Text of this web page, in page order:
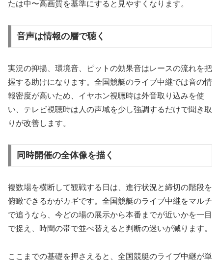
たは中〜高画質を基準にすると見やすくなります。
音声は情報の層で聴く
実況の抑揚、環境音、ピットの効果音はレースの流れを把
握する助けになります。全国競艇のライブ中継では音の情
報密度が高いため、イヤホン視聴時は外音取り込みを使
い、テレビ視聴時は人の声域を少し強調するだけで聞き取
りが改善します。
同時開催の全体像を描く
複数場を横断して観戦する日は、進行状況と締切の階段を
俯瞰できるかがカギです。全国競艇のライブ中継をマルチ
で追うなら、今どの場の展示から本番までが近いかを一目
で捉え、時間の帯で並べ替えると判断の迷いが減ります。
ここまでの基礎を押さえると、全国競艇のライブ中継が単